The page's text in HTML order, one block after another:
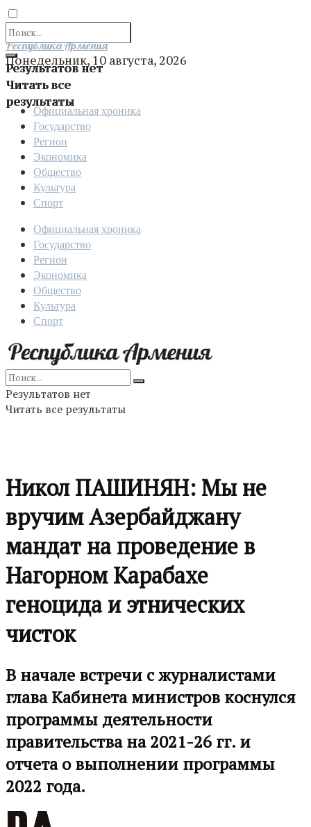
Результатов нет
Читать все
результаты
Отправить
Республика Армения
Понедельник, 10 августа, 2026
Официальная хроника
Государство
Регион
Экономика
Общество
Культура
Спорт
Официальная хроника
Государство
Регион
Экономика
Общество
Культура
Спорт
Результатов нет
Читать все результаты
Никол ПАШИНЯН: Мы не
вручим Азербайджану
мандат на проведение в
Нагорном Карабахе
геноцида и этнических
чисток
В начале встречи с журналистами
глава Кабинета министров коснулся
программы деятельности
правительства на 2021-26 гг. и
отчета о выполнении программы
2022 года.